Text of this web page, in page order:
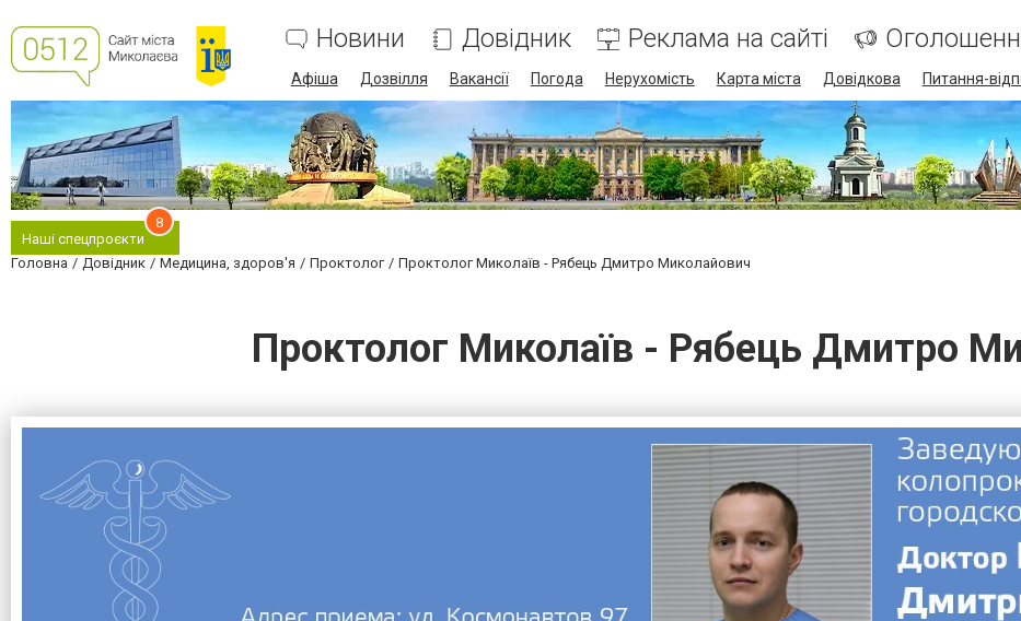
Новини Довідник Реклама на сайті
Афіша Дозвілля Вакансії Погода Нерухомість Карта міста Довідкова Питання-
Наші спецпроєкти
8
Головна Довідник Медицина, здоров'я Проктолог Проктолог Миколаїв - Рябець Дмитро Миколайович
Проктолог Миколаїв - Рябець Дмитро